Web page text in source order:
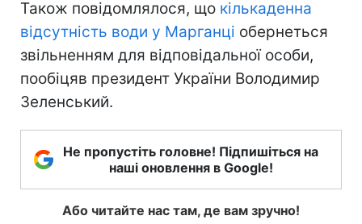
Також повідомлялося, що кількаденна
відсутність води у Марганці обернеться
звільненням для відповідальної особи,
пообіцяв президент України Володимир
Зеленський.
Не пропустіть головне! Підпишіться на
наші оновлення в Google!
Або читайте нас там, де вам зручно!